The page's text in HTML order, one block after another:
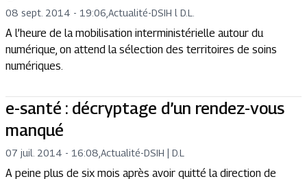
08 sept. 2014 - 19:06 Actualité-DSIH l D.L.
A l’heure de la mobilisation interministérielle autour du
numérique, on attend la sélection des territoires de soins
numériques.
e-santé : décryptage d’un rendez-vous
manqué
07 juil. 2014 - 16:08 Actualité-DSIH | D.L
A peine plus de six mois après avoir quitté la direction de